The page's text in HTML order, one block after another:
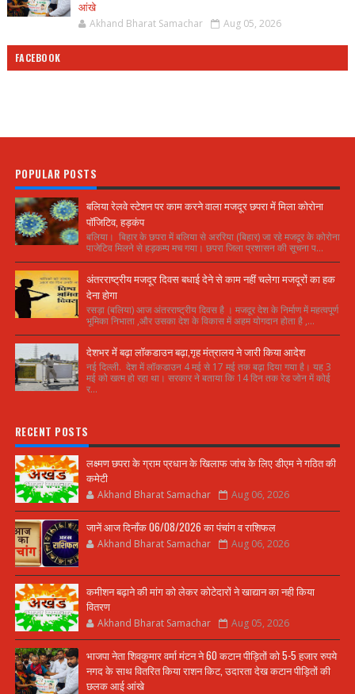
आंखे
Akhand Bharat Samachar Aug 05, 2026
FACEBOOK
POPULAR POSTS
बलिया रेलवे स्टेशन पर काम करने वाला मजदूर छपरा में मिला कोरोना
पॉजिटिव, हड़कंप
बलिया। बिहार के छपरा में बलिया से अररिया (बिहार) जा रहे मजदूर के कोरोना
पाजेटिव मिलने से हड़कम्प मच गया। छपरा जिला प्रशासन की सूचना प...
अंतरराष्ट्रीय मजदूर दिवस बधाई देने से काम नहीं चलेगा मजदूरों का हक
देना होगा
रसड़ा (बलिया) आज अंतरराष्ट्रीय दिवस है । मजदूर देश के निर्माण में महत्वपूर्ण
भूमिका निभाता ,और उसका देश के विकास में अहम योगदान होता है ,...
देशभर में बढ़ा लॉकडाउन बढ़ा,गृह मंत्रालय ने जारी किया आदेश
नई दिल्ली. देश में लॉकडाउन 4 मई से 17 मई तक बढ़ा दिया गया है। यह 3
मई को खत्म हो रहा था। सरकार ने बताया कि 14 दिन तक रेड जोन में कोई
र...
RECENT POSTS
लक्ष्मण छपरा के ग्राम प्रधान के खिलाफ जांच के लिए डीएम ने गठित की
कमेटी
Akhand Bharat Samachar Aug 06, 2026
जानें आज दिनाँक 06/08/2026 का पंचांग व राशिफल
Akhand Bharat Samachar Aug 06, 2026
कमीशन बढ़ाने की मांग को लेकर कोटेदारों ने खाद्यान का नही किया
वितरण
Akhand Bharat Samachar Aug 05, 2026
भाजपा नेता शिवकुमार वर्मा मंटन ने 60 कटान पीड़ितों को 5-5 हजार रुपये
नगद के साथ वितरित किया राशन किट, उदारता देख कटान पीड़ितों की
छलक आई आंखे